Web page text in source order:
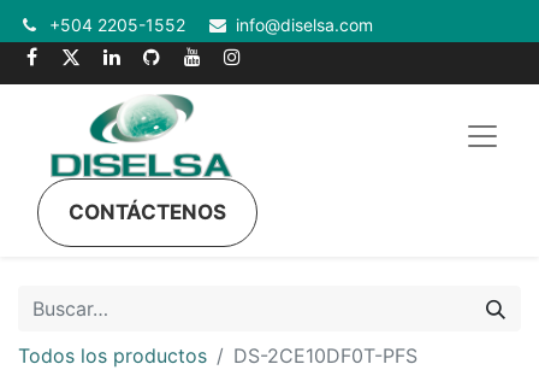
+504 2205-1552 info@diselsa.com
CONTÁCTENOS
Todos los productos DS-2CE10DF0T-PFS